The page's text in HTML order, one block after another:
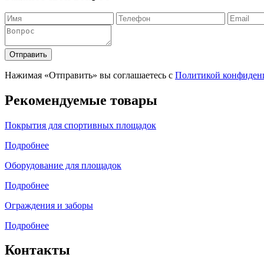
Отправить
Нажимая «Отправить» вы соглашаетесь с Политикой
Рекомендуемые товары
Покрытия для спортивных площадок
Подробнее
Оборудование для площадок
Подробнее
Ограждения и заборы
Подробнее
Контакты